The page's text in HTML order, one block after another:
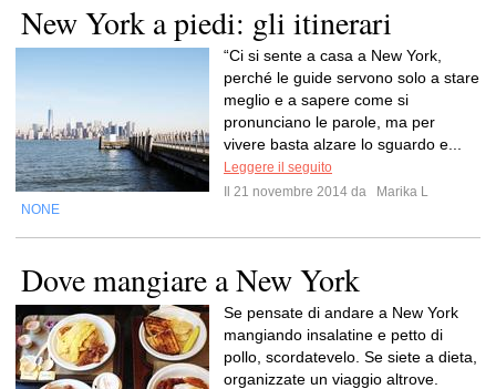
New York a piedi: gli itinerari
“Ci si sente a casa a New York,
perché le guide servono solo a stare
meglio e a sapere come si
pronunciano le parole, ma per
vivere basta alzare lo sguardo e...
Leggere il seguito
Il 21 novembre 2014 da
Marika L
NONE
Dove mangiare a New York
Se pensate di andare a New York
mangiando insalatine e petto di
pollo, scordatevelo. Se siete a dieta,
organizzate un viaggio altrove.